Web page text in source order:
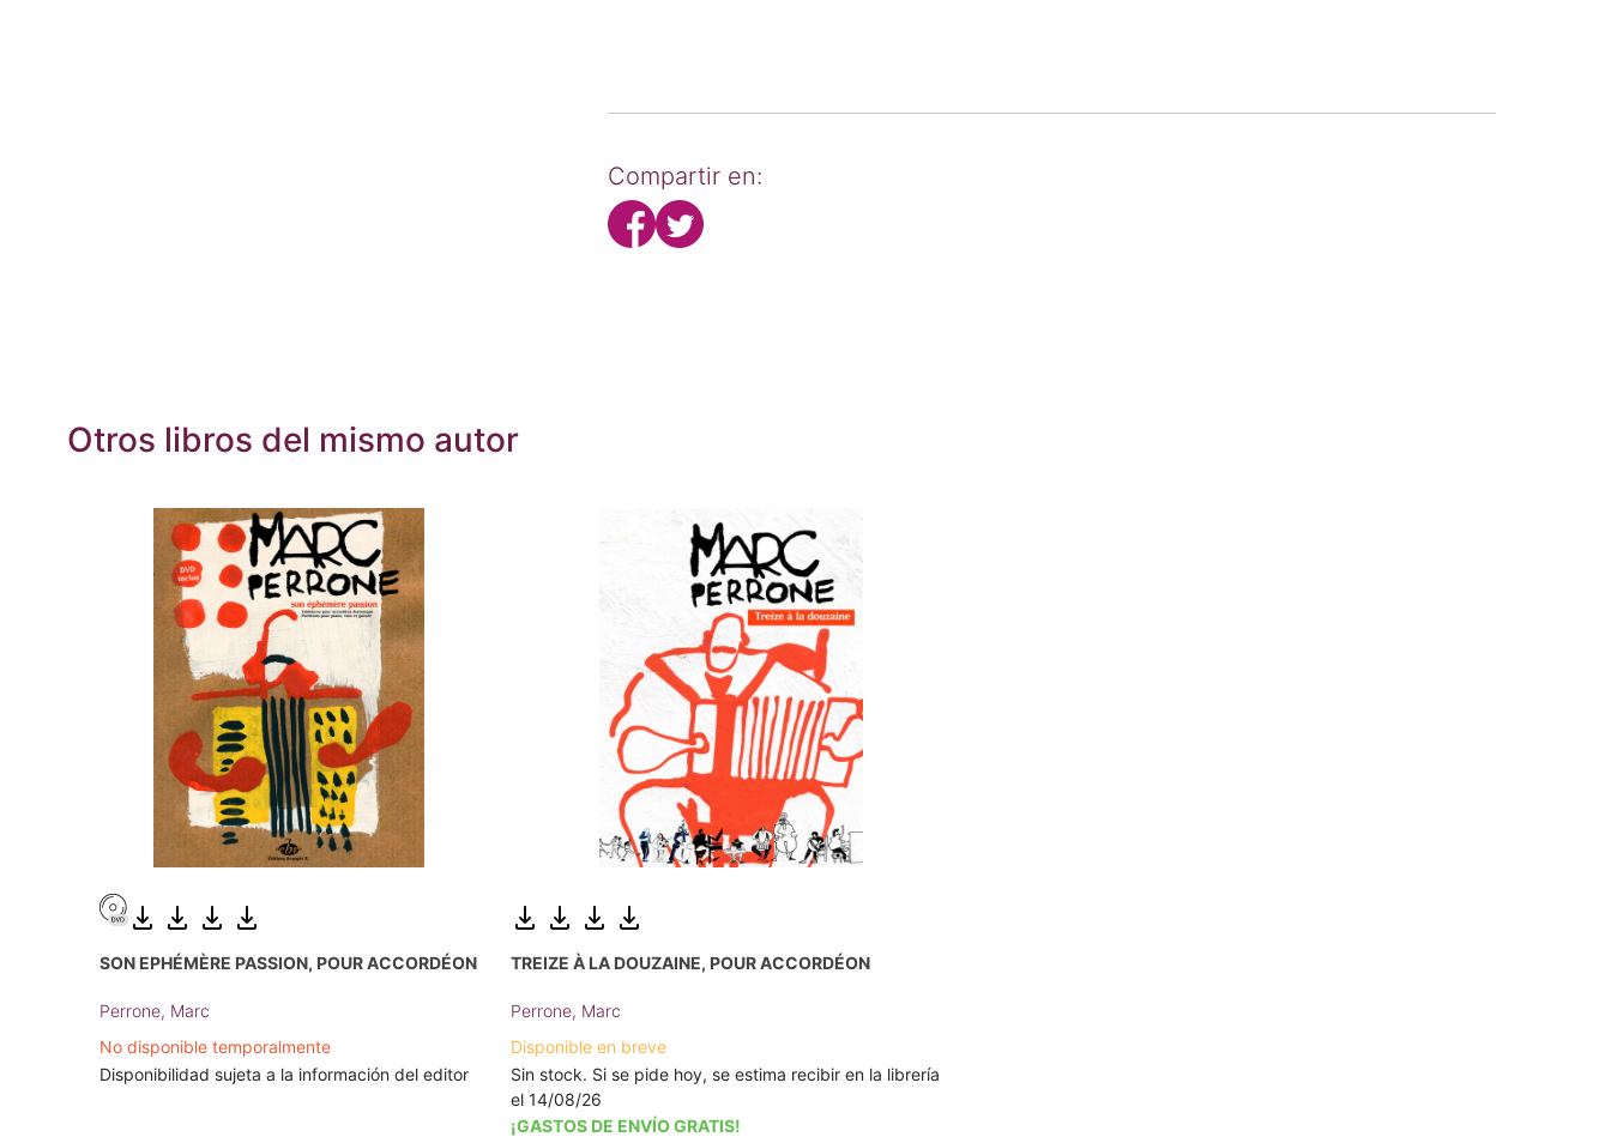
Compartir en:
Otros libros del mismo autor
SON EPHÉMÈRE PASSION, POUR ACCORDÉON
Perrone, Marc
No disponible temporalmente
Disponibilidad sujeta a la información del editor
TREIZE À LA DOUZAINE, POUR ACCORDÉON
Perrone, Marc
Disponible en breve
Sin stock. Si se pide hoy, se estima recibir en la librería
el 14/08/26
¡GASTOS DE ENVÍO GRATIS!